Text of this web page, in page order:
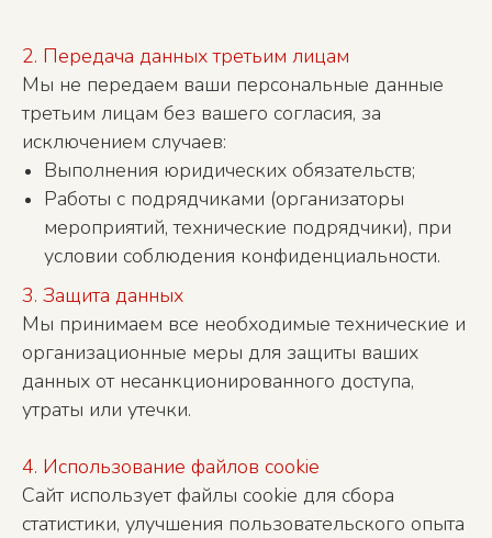
2. Передача данных третьим лицам
Мы не передаем ваши персональные данные
третьим лицам без вашего согласия, за
исключением случаев:
Выполнения юридических обязательств;
Работы с подрядчиками (организаторы
мероприятий, технические подрядчики), при
условии соблюдения конфиденциальности.
3. Защита данных
Мы принимаем все необходимые технические и
организационные меры для защиты ваших
данных от несанкционированного доступа,
утраты или утечки.
4. Использование файлов cookie
Сайт использует файлы cookie для сбора
статистики, улучшения пользовательского опыта